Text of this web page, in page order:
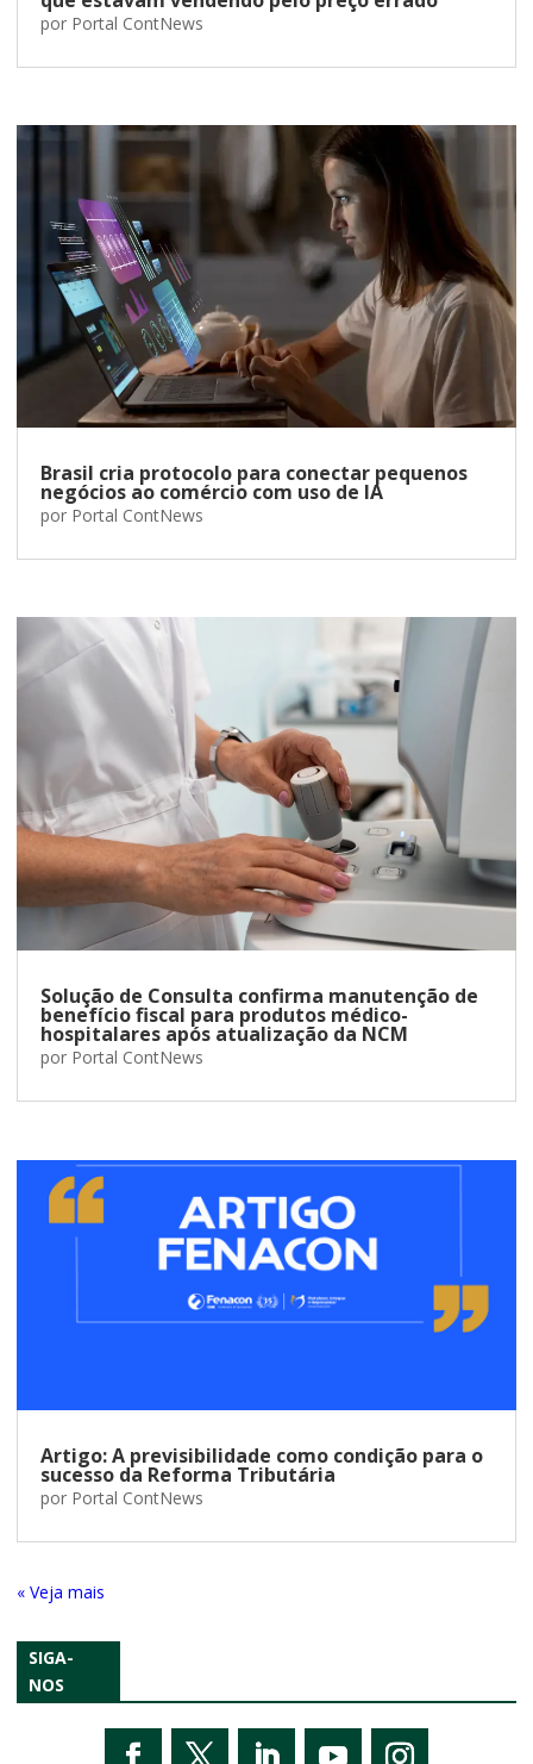
por Portal ContNews
Brasil cria protocolo para conectar pequenos
negócios ao comércio com uso de IA
por Portal ContNews
Solução de Consulta confirma manutenção de
benefício fiscal para produtos médico-
hospitalares após atualização da NCM
por Portal ContNews
Artigo: A previsibilidade como condição para o
sucesso da Reforma Tributária
por Portal ContNews
« Entradas Antigas
SIGA-
NOS